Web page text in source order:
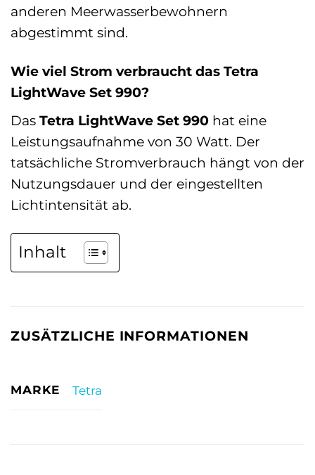
anderen Meerwasserbewohnern
abgestimmt sind.
Wie viel Strom verbraucht das Tetra
LightWave Set 990?
Das Tetra LightWave Set 990 hat eine
Leistungsaufnahme von 30 Watt. Der
tatsächliche Stromverbrauch hängt von der
Nutzungsdauer und der eingestellten
Lichtintensität ab.
Inhalt
ZUSÄTZLICHE INFORMATIONEN
MARKE Tetra